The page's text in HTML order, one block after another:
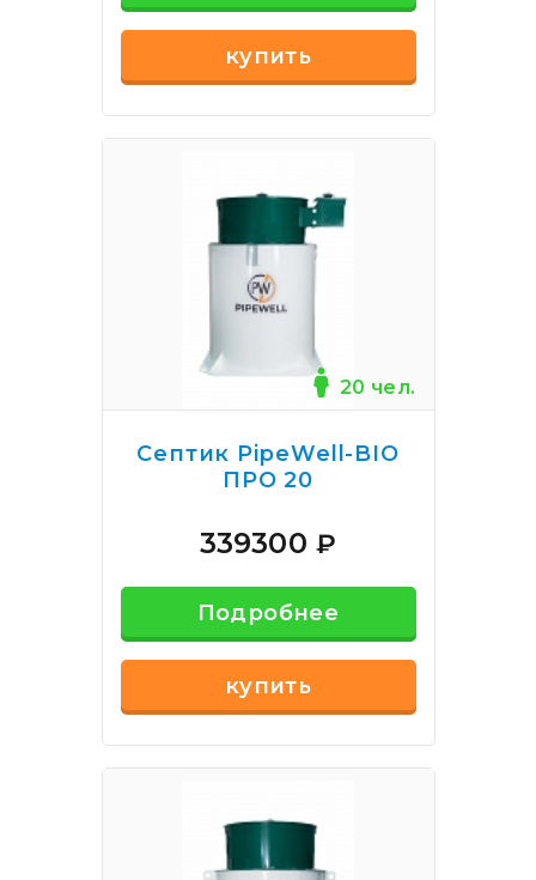
купить
20 чел.
Септик PipeWell-BIO
ПРО 20
339300₽
Подробнее
купить